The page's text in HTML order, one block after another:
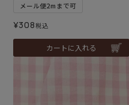
メール便2mまで可
¥308税込
カートに入れる